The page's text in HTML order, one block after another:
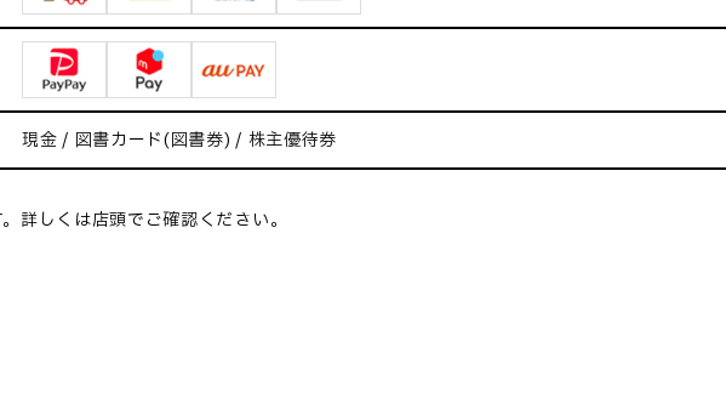
現金 / 図書カード(図書券) / 株主優待券
詳しくは店頭でご確認ください。